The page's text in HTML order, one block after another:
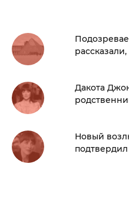
Дакота
Новый